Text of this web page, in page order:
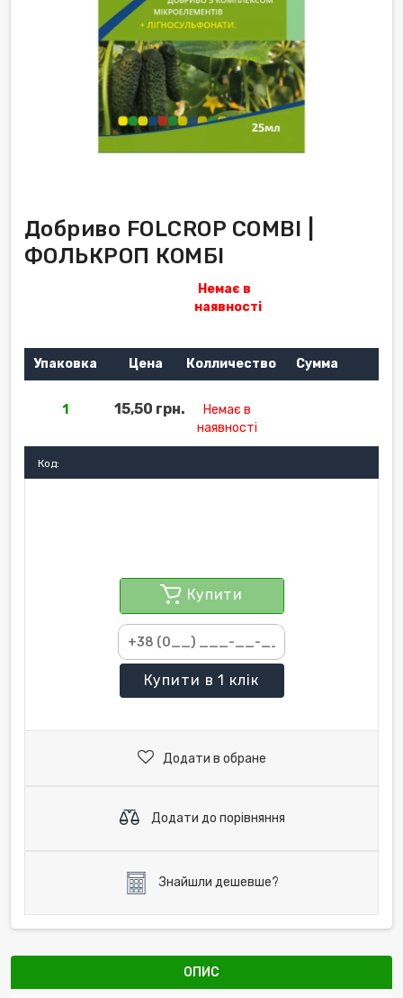
Добриво FOLCROP COMBI |
ФОЛЬКРОП КОМБІ
Немає в
наявності
Упаковка Цена Колличество Сумма
1 15,50 грн.
Немає в
наявності
Код:
Купити
Купити в 1 клік
Додати в обране
Додати до порівняння
Знайшли дешевше?
ОПИС